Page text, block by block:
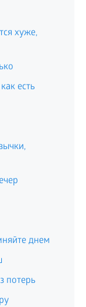
хуже,
есть
днем
потерь